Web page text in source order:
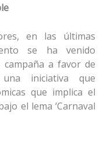
en las últimas
se ha venido
a favor de
iniciativa que
que implica el
el lema ‘Carnaval